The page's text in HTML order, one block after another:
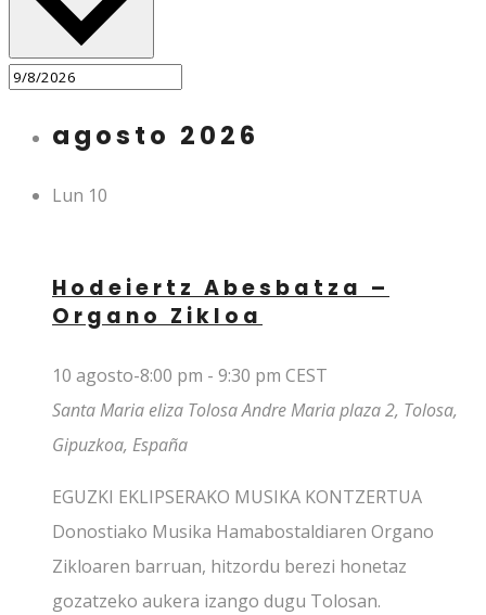
agosto 2026
Lun 10
Hodeiertz Abesbatza –
Organo Zikloa
10 agosto-8:00 pm - 9:30 pm CEST
Santa Maria eliza TolosaAndre Maria plaza 2, Tolosa,
Gipuzkoa, España
EGUZKI EKLIPSERAKO MUSIKA KONTZERTUA
Donostiako Musika Hamabostaldiaren Organo
Zikloaren barruan, hitzordu berezi honetaz
gozatzeko aukera izango dugu Tolosan.